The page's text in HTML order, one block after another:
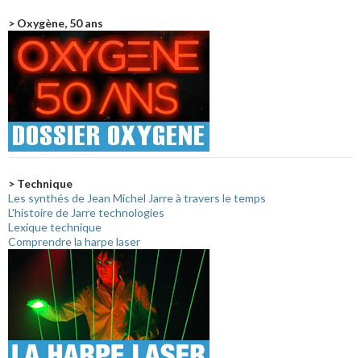
> Oxygène, 50 ans
> Technique
Les synthés de Jean Michel Jarre à travers le temps
L'histoire de Jarre technologies
Lexique technique
Comprendre la harpe laser